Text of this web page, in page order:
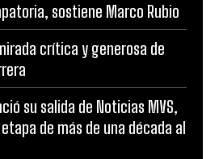
sostiene Marco Rubio
crítica y generosa de
su salida de Noticias MVS,
de más de una década al